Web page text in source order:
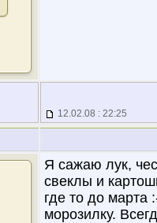
12.02.08 : 22:25
Я сажаю лук,
свеклы и
где то до марта
морозилку.